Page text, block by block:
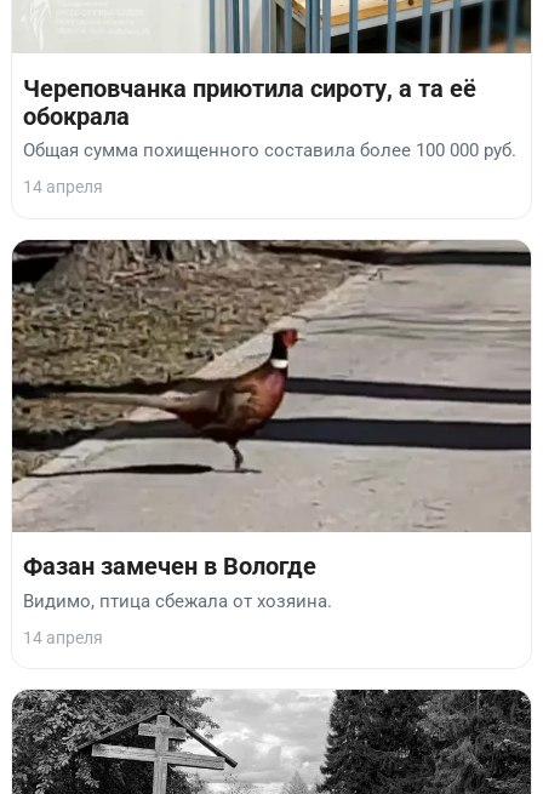
Череповчанка приютила сироту, а та её
обокрала
Общая сумма похищенного составила более 100 000 руб.
14 апреля
Фазан замечен в Вологде
Видимо, птица сбежала от хозяина.
14 апреля